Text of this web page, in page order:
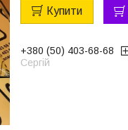
Купити
+380 (50) 403-68-68
Сергій